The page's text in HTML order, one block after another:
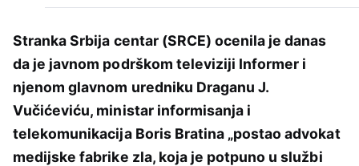
Stranka Srbija centar (SRCE) ocenila je danas
da je javnom podrškom televiziji Informer i
njenom glavnom uredniku Draganu J.
Vučićeviću, ministar informisanja i
telekomunikacija Boris Bratina „postao advokat
medijske fabrike zla, koja je potpuno u službi